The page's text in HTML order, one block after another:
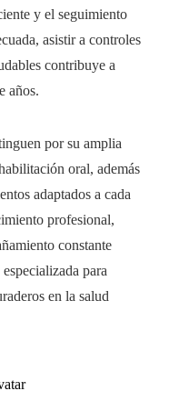
y el seguimiento
asistir a controles
contribuye a
años.
por su amplia
oral, además
adaptados a cada
profesional,
constante
para
en la salud